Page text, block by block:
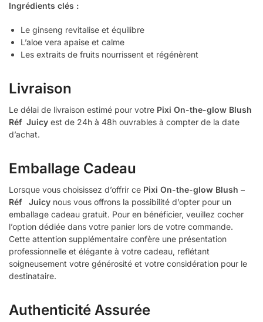
Ingrédients clés :
Le ginseng revitalise et équilibre
L’aloe vera apaise et calme
Les extraits de fruits nourrissent et régénèrent
Livraison
Le délai de livraison estimé pour votre Pixi On-the-glow Blush
Réf Juicy est de 24h à 48h ouvrables à compter de la date
d’achat.
Emballage Cadeau
Lorsque vous choisissez d’offrir ce Pixi On-the-glow Blush –
Réf Juicy nous vous offrons la possibilité d’opter pour un
emballage cadeau gratuit. Pour en bénéficier, veuillez cocher
l’option dédiée dans votre panier lors de votre commande.
Cette attention supplémentaire confère une présentation
professionnelle et élégante à votre cadeau, reflétant
soigneusement votre générosité et votre considération pour le
destinataire.
Authenticité Assurée